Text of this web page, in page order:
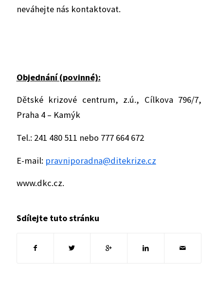
neváhejte nás kontaktovat.
Objednání (povinné):
Dětské krizové centrum, z.ú., Cílkova 796/7,
Praha 4 – Kamýk
Tel.: 241 480 511 nebo 777 664 672
E-mail: pravniporadna@ditekrize.cz
www.dkc.cz.
Sdílejte tuto stránku